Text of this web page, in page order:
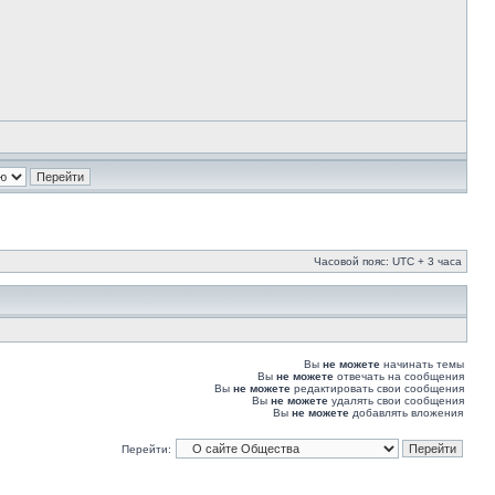
Часовой пояс: UTC + 3 часа
Вы не можете начинать темы
Вы не можете отвечать на сообщения
Вы не можете редактировать свои сообщения
Вы не можете удалять свои сообщения
Вы не можете добавлять вложения
Перейти: